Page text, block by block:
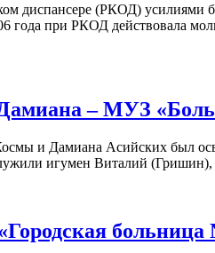
диспансере (РКОД) усилиями
года при РКОД действовала
– МУЗ
и Дамиана Асийских был
игумен Виталий (Гришин),
больница